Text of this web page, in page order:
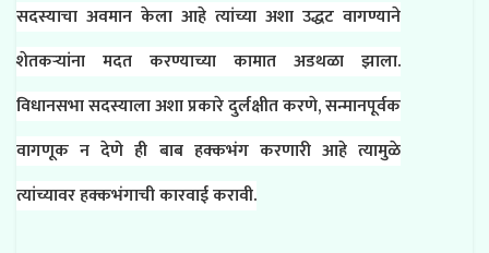
सदस्याचा अवमान केला आहे त्यांच्या अशा उद्धट वागण्याने
शेतकऱ्यांना मदत करण्याच्या कामात अडथळा झाला.
विधानसभा सदस्याला अशा प्रकारे दुर्लक्षीत करणे, सन्मानपूर्वक
वागणूक न देणे ही बाब हक्कभंग करणारी आहे त्यामुळे
त्यांच्यावर हक्कभंगाची कारवाई करावी.